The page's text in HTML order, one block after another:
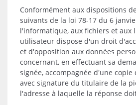
Conformément aux dispositions
suivants de la loi 78-17 du 6
l'informatique, aux fichiers et aux
utilisateur dispose d'un droit
et d'opposition aux données
concernant, en effectuant sa
signée, accompagnée d'une
avec signature du titulaire de la
l'adresse à laquelle la réponse